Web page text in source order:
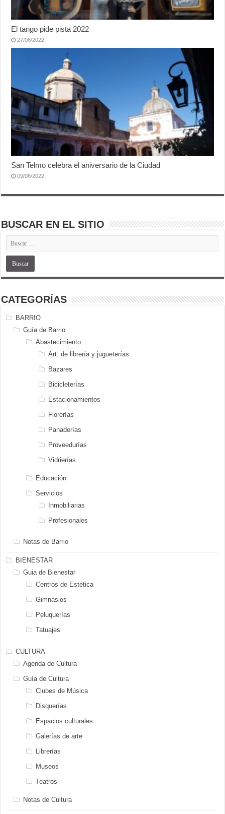
El tango pide pista 2022
27/06/2022
San Telmo celebra el aniversario de la Ciudad
09/06/2022
BUSCAR EN EL SITIO
CATEGORÍAS
BARRIO
Guía de Barrio
Abastecimiento
Art. de librería y jugueterías
Bazares
Bicicleterías
Estacionamientos
Florerías
Panaderías
Proveedurías
Vidrierías
Educación
Servicios
Inmobiliarias
Profesionales
Notas de Barrio
BIENESTAR
Guia de Bienestar
Centros de Estética
Gimnasios
Peluquerías
Tatuajes
CULTURA
Agenda de Cultura
Guía de Cultura
Clubes de Música
Disquerías
Espacios culturales
Galerías de arte
Librerías
Museos
Teatros
Notas de Cultura